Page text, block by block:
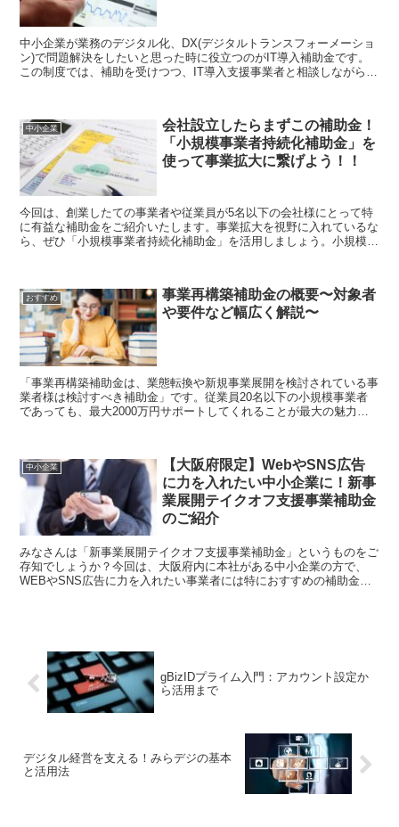
中小企業が業務のデジタル化、DX(デジタルトランスフォーメーショ
ン)で問題解決をしたいと思った時に役立つのがIT導入補助金です。
この制度では、補助を受けつつ、IT導入支援事業者と相談しながら最
中小企業
会社設立したらまずこの補助金！
「小規模事業者持続化補助金」を
使って事業拡大に繋げよう！！
今回は、創業したての事業者や従業員が5名以下の会社様にとって特
に有益な補助金をご紹介いたします。事業拡大を視野に入れているな
ら、ぜひ「小規模事業者持続化補助金」を活用しましょう。小規模事
おすすめ
事業再構築補助金の概要〜対象者
や要件など幅広く解説〜
「事業再構築補助金は、業態転換や新規事業展開を検討されている事
業者様は検討すべき補助金」です。従業員20名以下の小規模事業者
であっても、最大2000万円サポートしてくれることが最大の魅力と
中小企業
【大阪府限定】WebやSNS広告
に力を入れたい中小企業に！新事
業展開テイクオフ支援事業補助金
のご紹介
みなさんは「新事業展開テイクオフ支援事業補助金」というものをご
存知でしょうか？今回は、大阪府内に本社がある中小企業の方で、
WEBやSNS広告に力を入れたい事業者には特におすすめの補助金に
gBizIDプライム入門：アカウント設定か
ら活用まで
デジタル経営を支える！みらデジの基本
と活用法